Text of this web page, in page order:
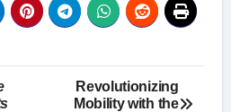
Revolutionizing
Mobility with the